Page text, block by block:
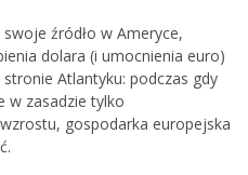
źródło w Ameryce,
dolara (i umocnienia euro)
Atlantyku: podczas gdy
w zasadzie tylko
gospodarka europejska